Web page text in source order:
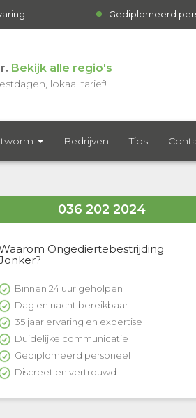
Gediplomeerd
Bekijk alle regio's
lokaal tarief!
Bedrijven Tips
036 202 2024
Ongediertebestrijding
Binnen 24 uur geholpen
Dag en nacht bereikbaar
35 jaar ervaring en expertise
Duidelijke communicatie
Gediplomeerd personeel
Discreet en vertrouwd